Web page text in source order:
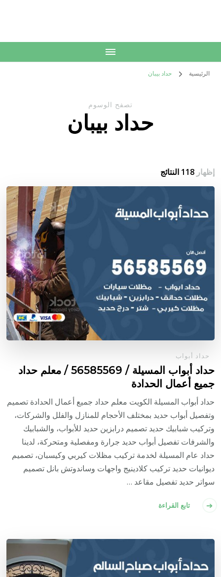
الرئيسية حداد بيبان
تصفح الوسوم
حداد بيبان
إظهار118 النتائج
حداد أبواب
حداد أبواب المسيلة / 56585569 / معلم حداد
جميع أعمال الحدادة
حداد أبواب المسيلة الكويت معلم حداد جميع أعمال الحدادة تصميم
وتفصيل أبواب حديد بمختلف الأحجام للمنازل والفلل والشركات،
وتركيب شبابيك حديد تصميم درابزين حديد للأبواب، والشبابيك
والشرفات تفصيل أبواب حديد جرارة ومفصلية ومتحركة، لدينا
حداد عام المسيلة لخدمة تركيب مظلات كيربي وكيسبان، تصميم
ديوانيات حديد تركيب كلادينيج واجهات وساندوتش بانل تصميم
سواتر حديد تفصيل مقاعد …
تابع القراءة